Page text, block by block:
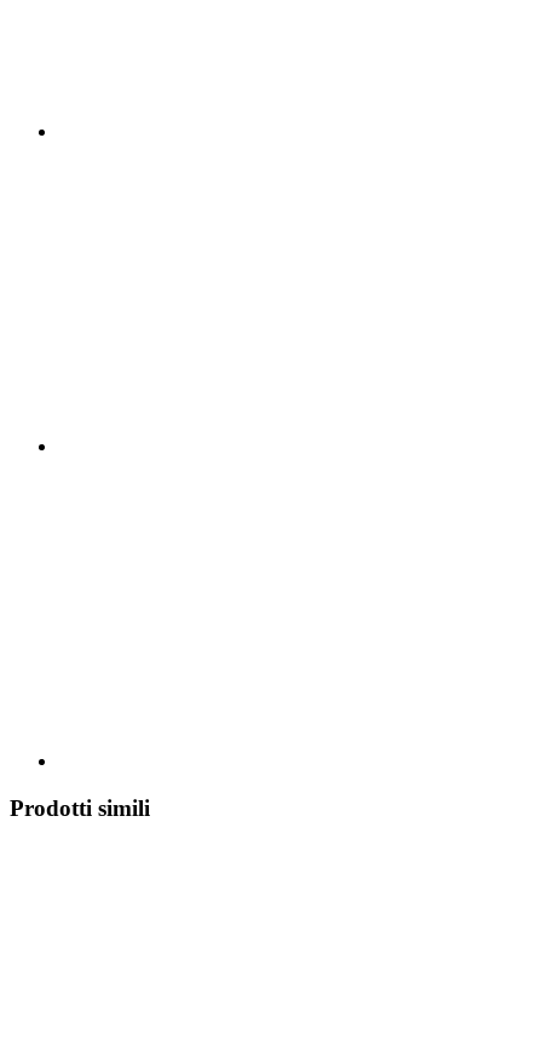
Prodotti simili